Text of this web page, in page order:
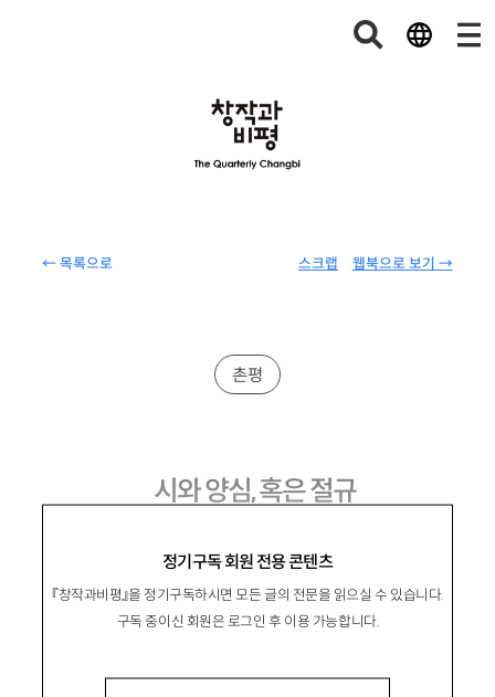
← 목록으로 웹북으로 보기 →
스크랩
정기구독 회원 전용 콘텐츠
『창작과비평』을 정기구독하시면 모든 글의 전문을 읽으실 수 있습니다.
구독 중이신 회원은 로그인 후 이용 가능합니다.
촌평
시와 양심, 혹은 절규
박영근朴永根